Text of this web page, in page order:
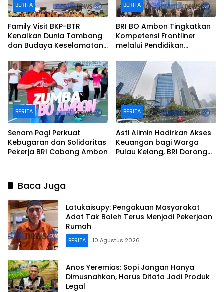
BERITA
Family Visit BKP-BTR
Kenalkan Dunia Tambang
dan Budaya Keselamatan
Karyawan
BERITA
BRI BO Ambon Tingkatkan
Kompetensi Frontliner
melalui Pendidikan
BERITA
Senam Pagi Perkuat
Kebugaran dan Solidaritas
Pekerja BRI Cabang Ambon
BERITA
Asti Alimin Hadirkan Akses
Keuangan bagi Warga
Pulau Kelang, BRI Dorong
Baca Juga
Latukaisupy: Pengakuan Masyarakat
Adat Tak Boleh Terus Menjadi Pekerjaan
Rumah
BERITA 10 Agustus 2026
Anos Yeremias: Sopi Jangan Hanya
Dimusnahkan, Harus Ditata Jadi Produk
Legal